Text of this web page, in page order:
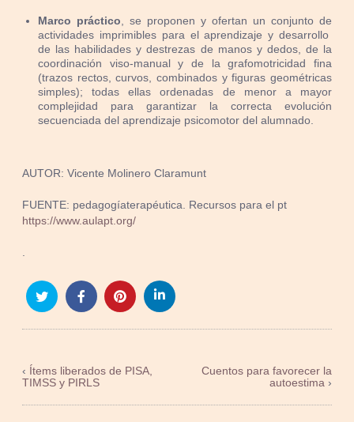
Marco práctico, se proponen y ofertan un conjunto de
actividades imprimibles para el aprendizaje y desarrollo
de las habilidades y destrezas de manos y dedos, de la
coordinación viso-manual y de la grafomotricidad fina
(trazos rectos, curvos, combinados y figuras geométricas
simples); todas ellas ordenadas de menor a mayor
complejidad para garantizar la correcta evolución
secuenciada del aprendizaje psicomotor del alumnado.
AUTOR: Vicente Molinero Claramunt
FUENTE: pedagogíaterapéutica. Recursos para el pt
https://www.aulapt.org/
.
‹ Ítems liberados de PISA,
TIMSS y PIRLS
Cuentos para favorecer la
autoestima ›